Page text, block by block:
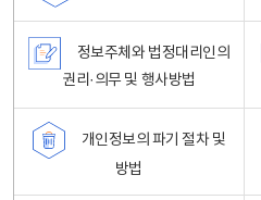
정보주체와 법정대리인의
권리·의무 및 행사방법
개인정보의 파기 절차 및
방법